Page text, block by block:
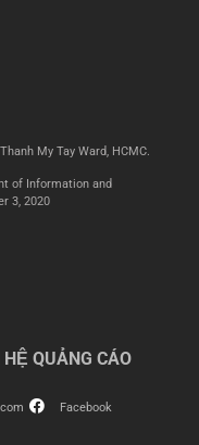
My Tay Ward, HCMC.
of Information and
3, 2020
QUẢNG CÁO
Facebook